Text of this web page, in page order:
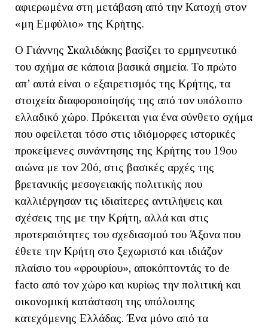
αφιερωμένα στη μετάβαση από την Κατοχή στον
«μη Εμφύλιο» της Κρήτης.
Ο Γιάννης Σκαλιδάκης βασίζει το ερμηνευτικό
του σχήμα σε κάποια βασικά σημεία. Το πρώτο
απ’ αυτά είναι ο εξαιρετισμός της Κρήτης, τα
στοιχεία διαφοροποίησής της από τον υπόλοιπο
ελλαδικό χώρο. Πρόκειται για ένα σύνθετο σχήμα
που οφείλεται τόσο στις ιδιόμορφες ιστορικές
προκείμενες συνάντησης της Κρήτης του 19ου
αιώνα με τον 20ό, στις βασικές αρχές της
βρετανικής μεσογειακής πολιτικής που
καλλιέργησαν τις ιδιαίτερες αντιλήψεις και
σχέσεις της με την Κρήτη, αλλά και στις
προτεραιότητες του σχεδιασμού του Άξονα που
έθετε την Κρήτη στο ξεχωριστό και ιδιάζον
πλαίσιο του «φρουρίου», αποκόπτοντάς το de
facto από τον χώρο και κυρίως την πολιτική και
οικονομική κατάσταση της υπόλοιπης
κατεχόμενης Ελλάδας. Ένα μόνο από τα